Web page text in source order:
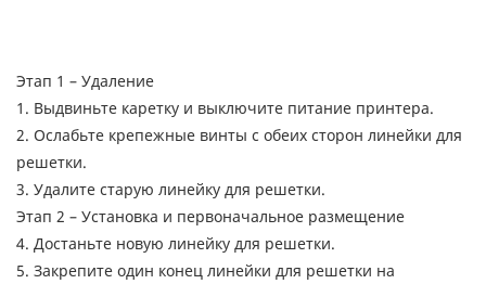
Этап 1 – Удаление
1. Выдвиньте каретку и выключите питание принтера.
2. Ослабьте крепежные винты с обеих сторон линейки для
решетки.
3. Удалите старую линейку для решетки.
Этап 2 – Установка и первоначальное размещение
4. Достаньте новую линейку для решетки.
5. Закрепите один конец линейки для решетки на